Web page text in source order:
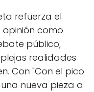
refuerza el
como
público,
realidades
Con "Con el pico
nueva pieza a